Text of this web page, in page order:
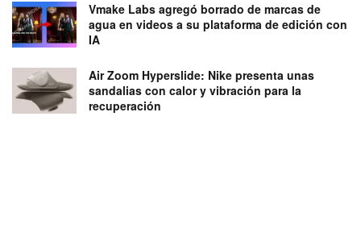
Vmake Labs agregó borrado de marcas de
agua en videos a su plataforma de edición con
IA
Air Zoom Hyperslide: Nike presenta unas
sandalias con calor y vibración para la
recuperación